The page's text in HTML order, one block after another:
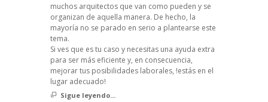
muchos arquitectos que van como pueden y se
organizan de aquella manera. De hecho, la
mayoría no se parado en serio a plantearse este
tema.
Si ves que es tu caso y necesitas una ayuda extra
para ser más eficiente y, en consecuencia,
mejorar tus posibilidades laborales, !estás en el
lugar adecuado!
Sigue leyendo...